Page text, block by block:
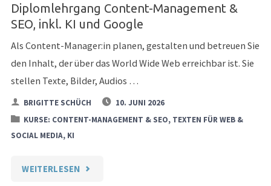
Diplomlehrgang Content-Management &
SEO, inkl. KI und Google
Als Content-Manager:in planen, gestalten und betreuen Sie
den Inhalt, der über das World Wide Web erreichbar ist. Sie
stellen Texte, Bilder, Audios …
BRIGITTE SCHÜCH
10. JUNI 2026
KURSE: CONTENT-MANAGEMENT & SEO, TEXTEN FÜR WEB &
SOCIAL MEDIA, KI
WEITERLESEN "DIPLOMLEHRGANG